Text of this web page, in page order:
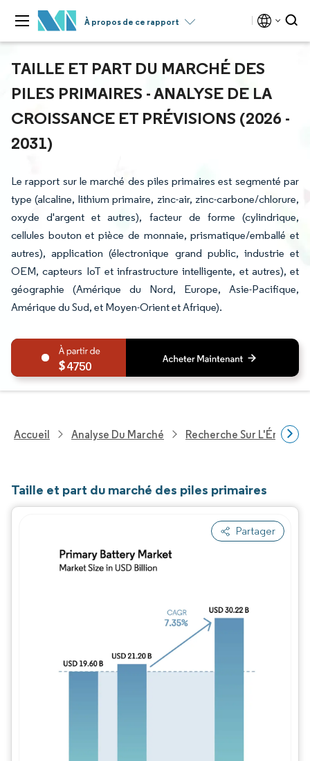
À propos de ce rapport
TAILLE ET PART DU MARCHÉ DES
PILES PRIMAIRES - ANALYSE DE LA
CROISSANCE ET PRÉVISIONS (2026 -
2031)
Le rapport sur le marché des piles primaires est segmenté par
type (alcaline, lithium primaire, zinc-air, zinc-carbone/chlorure,
oxyde d'argent et autres), facteur de forme (cylindrique,
cellules bouton et pièce de monnaie, prismatique/emballé et
autres), application (électronique grand public, industrie et
OEM, capteurs IoT et infrastructure intelligente, et autres), et
géographie (Amérique du Nord, Europe, Asie-Pacifique,
Amérique du Sud, et Moyen-Orient et Afrique).
4750
Accueil Analyse Du Marché Recherche Sur
Taille et part du marché des piles primaires
Partager